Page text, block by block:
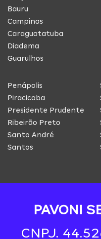
Bauru
Campinas
Caraguatatuba
Diadema
Guarulhos
Penápolis
Piracicaba
Presidente Prudente
Ribeirão Preto
Santo André
Santos
PAVONI
CNPJ.